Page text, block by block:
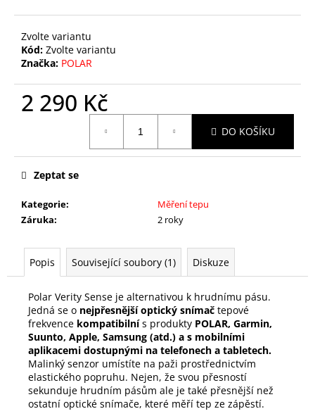
Zvolte variantu
Kód: Zvolte variantu
Značka: POLAR
2 290 Kč
DO KOŠÍKU
Kategorie:
Měření tepu
Záruka: 2 roky
Zeptat se
Popis Související soubory (1) Diskuze
Polar Verity Sense je alternativou k hrudnímu pásu.
Jedná se o nejpřesnější optický snímač tepové
frekvence kompatibilnís produkty POLAR, Garmin,
Suunto, Apple, Samsung (atd.) a s mobilními
aplikacemi dostupnými na telefonech a tabletech.
Malinký senzor umístíte na paži prostřednictvím
elastického popruhu. Nejen, že svou přesností
sekunduje hrudním pásům ale je také přesnější než
ostatní optické snímače, které měří tep ze zápěstí.
Kč